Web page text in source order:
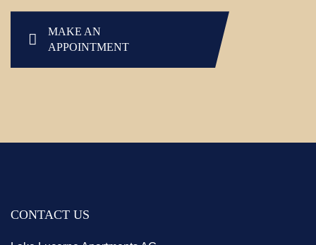
CONTACT US
MAKE AN
APPOINTMENT